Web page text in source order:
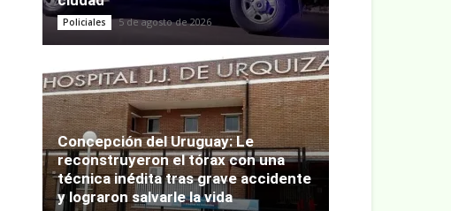
Policiales 5 de agosto de 2026
Concepción del Uruguay: Le
reconstruyeron el tórax con una
técnica inédita tras grave accidente
y lograron salvarle la vida